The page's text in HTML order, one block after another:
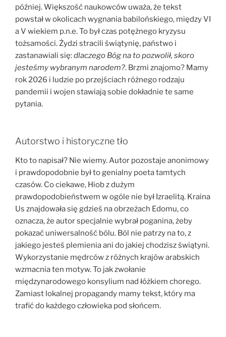
później. Większość naukowców uważa, że tekst
powstał w okolicach wygnania babilońskiego, między VI
a V wiekiem p.n.e. To był czas potężnego kryzysu
tożsamości. Żydzi stracili świątynię, państwo i
zastanawiali się:dlaczego Bóg na to pozwolił, skoro
jesteśmy wybranym narodem?. Brzmi znajomo? Mamy
rok 2026 i ludzie po przejściach różnego rodzaju
pandemii i wojen stawiają sobie dokładnie te same
pytania.
Autorstwo i historyczne tło
Kto to napisał? Nie wiemy. Autor pozostaje anonimowy
i prawdopodobnie był to genialny poeta tamtych
czasów. Co ciekawe, Hiob z dużym
prawdopodobieństwem w ogóle nie był Izraelitą. Kraina
Us znajdowała się gdzieś na obrzeżach Edomu, co
oznacza, że autor specjalnie wybrał poganina, żeby
pokazać uniwersalność bólu. Ból nie patrzy na to, z
jakiego jesteś plemienia ani do jakiej chodzisz świątyni.
Wykorzystanie mędrców z różnych krajów arabskich
wzmacnia ten motyw. To jak zwołanie
międzynarodowego konsylium nad łóżkiem chorego.
Zamiast lokalnej propagandy mamy tekst, który ma
trafić do każdego człowieka pod słońcem.